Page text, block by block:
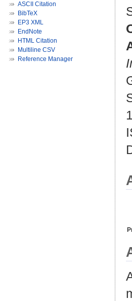
ASCII Citation
BibTeX
EP3 XML
EndNote
HTML Citation
Multiline CSV
Reference Manager